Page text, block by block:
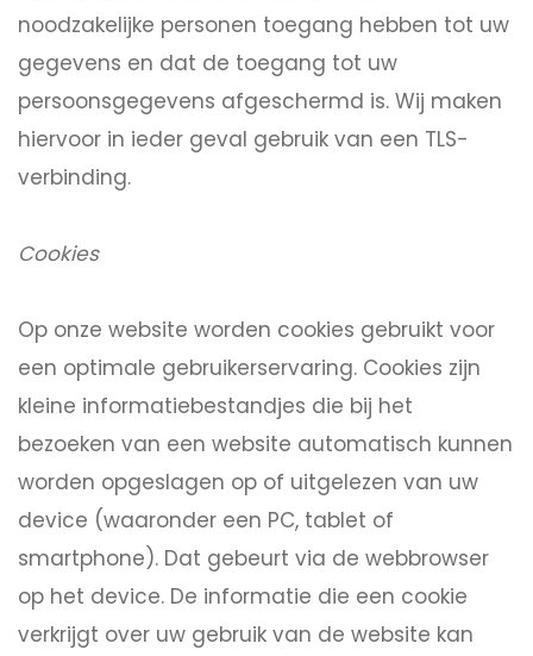
noodzakelijke personen toegang hebben tot uw
gegevens en dat de toegang tot uw
persoonsgegevens afgeschermd is. Wij maken
hiervoor in ieder geval gebruik van een TLS-
verbinding.
Cookies
Op onze website worden cookies gebruikt voor
een optimale gebruikerservaring. Cookies zijn
kleine informatiebestandjes die bij het
bezoeken van een website automatisch kunnen
worden opgeslagen op of uitgelezen van uw
device (waaronder een PC, tablet of
smartphone). Dat gebeurt via de webbrowser
op het device. De informatie die een cookie
verkrijgt over uw gebruik van de website kan